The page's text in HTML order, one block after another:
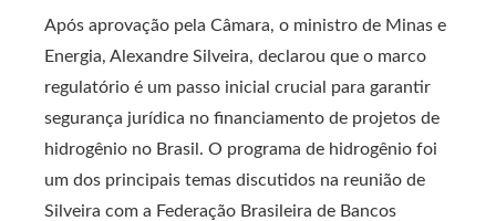
Após aprovação pela Câmara, o ministro de Minas e
Energia, Alexandre Silveira, declarou que o marco
regulatório é um passo inicial crucial para garantir
segurança jurídica no financiamento de projetos de
hidrogênio no Brasil. O programa de hidrogênio foi
um dos principais temas discutidos na reunião de
Silveira com a Federação Brasileira de Bancos